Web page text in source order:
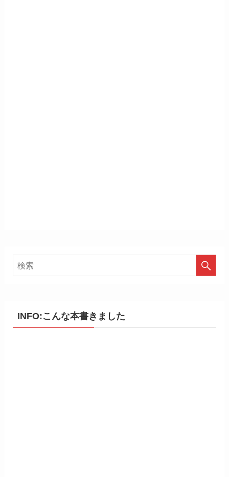
INFO:こんな本書きました